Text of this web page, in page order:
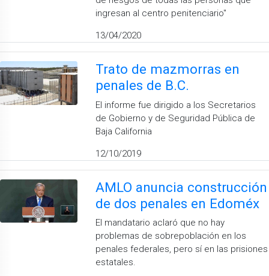
ingresan al centro penitenciario''
13/04/2020
Trato de mazmorras en
penales de B.C.
El informe fue dirigido a los Secretarios
de Gobierno y de Seguridad Pública de
Baja California
12/10/2019
AMLO anuncia construcción
de dos penales en Edoméx
El mandatario aclaró que no hay
problemas de sobrepoblación en los
penales federales, pero sí en las prisiones
estatales.